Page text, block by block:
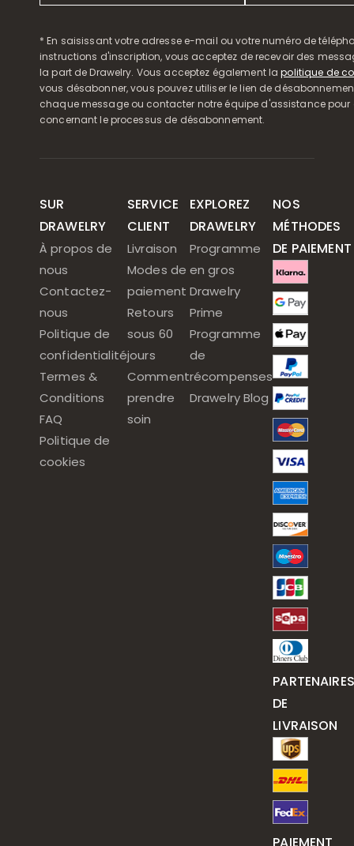
* En saisissant votre adresse e-mail ou votre numéro de
instructions d'inscription, vous acceptez de recevoir des
la part de Drawelry. Vous acceptez également lapolitique de
vous désabonner, vous pouvez utiliser le lien de
chaque message ou contacter notre équipe d'assistance pour
concernant le processus de désabonnement.
SUR
DRAWELRY
À propos de
nous
Contactez-
nous
Politique de
confidentialité
Termes &
Conditions
FAQ
Politique de
cookies
SERVICE
CLIENT
Livraison
Modes de
paiement
Retours
sous 60
jours
Comment
prendre
soin
EXPLOREZ
DRAWELRY
Programme
en gros
Drawelry
Prime
Programme
de
récompenses
Drawelry Blog
NOS
MÉTHODES
DE PAIEMENT
PARTENAIRES
DE
LIVRAISON